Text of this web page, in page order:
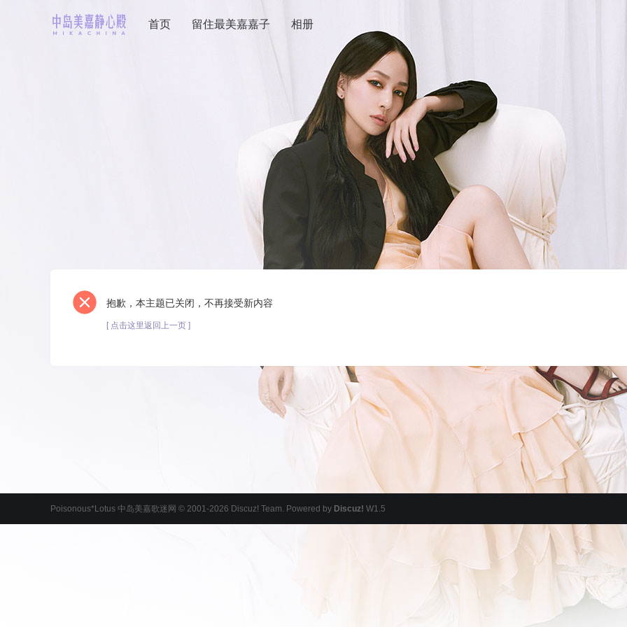
首页 留住最美嘉嘉子 相册
抱歉，本主题已关闭，不再接受新内容
[ 点击这里返回上一页 ]
Poisonous*Lotus 中岛美嘉歌迷网 © 2001-2026 Discuz! Team. Powered by Discuz! W1.5